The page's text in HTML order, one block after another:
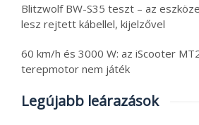
Blitzwolf BW-S35 teszt – az
lesz rejtett kábellel, kijelzővel
60 km/h és 3000 W: az iScooter
terepmotor nem játék
Legújabb leárazások